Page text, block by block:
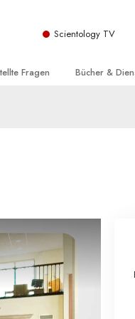
Scientology TV
für
Fragen Bücher &
DiensteBeistände bei